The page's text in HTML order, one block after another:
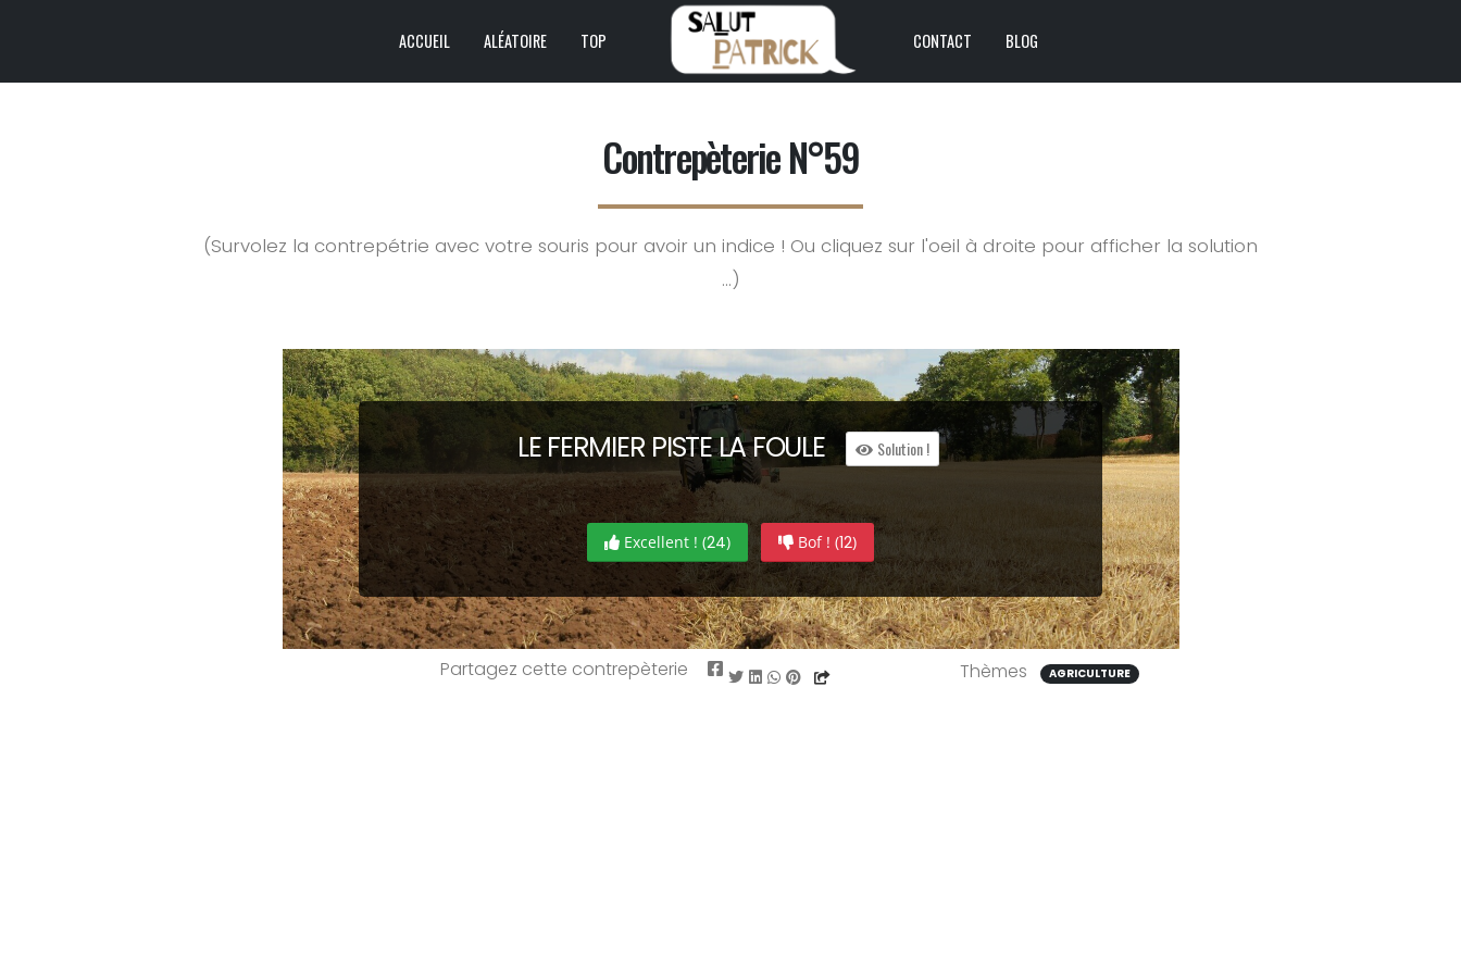
ACCUEIL ALÉATOIRE TOP CONTACT BLOG
Contrepèterie N°59
(Survolez la contrepétrie avec votre souris pour avoir un indice ! Ou cliquez sur l'oeil à droite pour afficher la solution
...)
LE FERMIER PISTELAFOULE Solution !
Excellent ! (24) Bof ! (12)
Thèmes AGRICULTURE
Partagez cette contrepèterie